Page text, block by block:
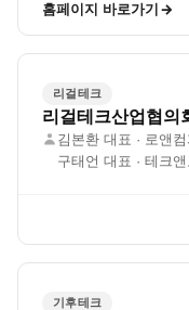
홈페이지 바로가기
리걸테크
리걸테크산업협의
김본환 대표 · 로앤컴
구태언 대표 · 테크
기후테크